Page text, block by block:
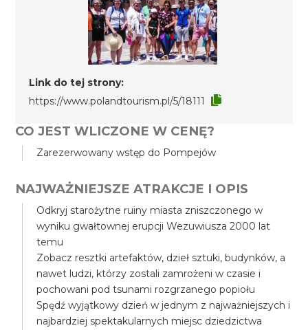
Link do tej strony:
https://www.polandtourism.pl/5/18111
CO JEST WLICZONE W CENĘ?
Zarezerwowany wstęp do Pompejów
NAJWAŻNIEJSZE ATRAKCJE I OPIS
Odkryj starożytne ruiny miasta zniszczonego w
wyniku gwałtownej erupcji Wezuwiusza 2000 lat
temu
Zobacz resztki artefaktów, dzieł sztuki, budynków, a
nawet ludzi, którzy zostali zamrożeni w czasie i
pochowani pod tsunami rozgrzanego popiołu
Spędź wyjątkowy dzień w jednym z najważniejszych i
najbardziej spektakularnych miejsc dziedzictwa